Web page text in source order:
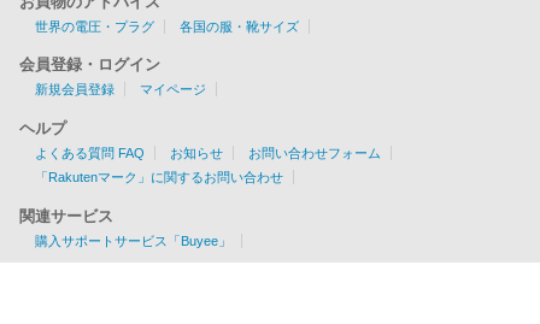
世界の電圧・プラグ 各国の服・靴サイズ
会員登録・ログイン
新規会員登録 マイページ
ヘルプ
よくある質問 FAQ お知らせ
お問い合わせフォーム
「Rakutenマーク」に関するお問い合わせ
関連サービス
購入サポートサービス「Buyee」